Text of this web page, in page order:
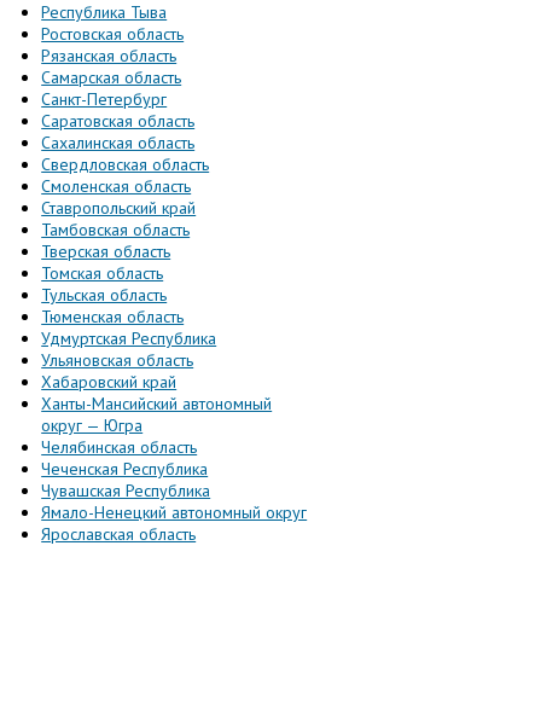
Республика Тыва
Ростовская область
Рязанская область
Самарская область
Санкт-Петербург
Саратовская область
Сахалинская область
Свердловская область
Смоленская область
Ставропольский край
Тамбовская область
Тверская область
Томская область
Тульская область
Тюменская область
Удмуртская Республика
Ульяновская область
Хабаровский край
Ханты-Мансийский автономный
округ — Югра
Челябинская область
Чеченская Республика
Чувашская Республика
Ямало-Ненецкий автономный округ
Ярославская область